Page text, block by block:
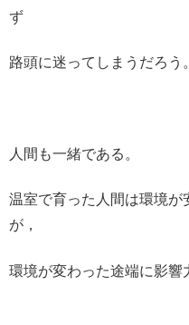
ず
路頭に迷ってしまうだろう。
人間も一緒である。
温室で育った人間は環境が
が，
環境が変わった途端に影響